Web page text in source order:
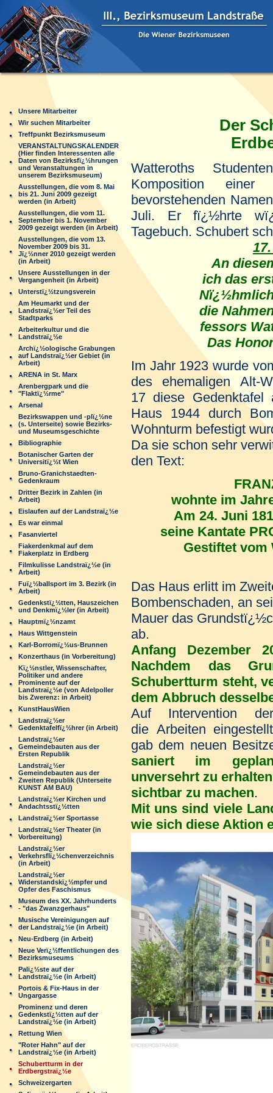
Unsere Mitarbeiter
Wir suchen Mitarbeiter
Treffpunkt Bezirksmuseum
VERANSTALTUNGSKALENDER
(Hier finden Interessenten alle
Daten von Bezirksfï¿½hrungen
und Veranstaltungen in
unserem Bezirksmuseum)
Ausstellungen, die vom 8. Mai
bis 21. Juni 2009 gezeigt
werden (in Arbeit)
Ausstellungen, die vom 11.
September bis 1. November
2009 gezeigt werden (in Arbeit)
Ausstellungen, die vom 13.
November 2009 bis 31.
Jï¿½nner 2010 gezeigt werden
(in Arbeit)
Unsere Ausstellungen in der
Vergangenheit (in Arbeit)
Unterstï¿½tzungsverein
Am Heumarkt und der
Landstraï¿½er Teil des
Stadtparks
Arbeiterkultur und die
Landstraï¿½e
Archï¿½ologische Grabungen
auf Landstraï¿½er Gebiet (in
Arbeit)
ARENA in St. Marx
Arenbergpark und die
"Flaktï¿½rme"
Arsenal
Bezirkswappen und -plï¿½ne
(s. Unterseite) sowie Bezirks-
und Museumsgeschichte
Bibliographie
Botanischer Garten der
Universitï¿½t Wien
Bruno-Granichstaedten-
Gedenkraum
Dritter Bezirk in Zahlen (in
Arbeit)
Eislaufen auf der Landstraï¿½e
Es war einmal
Fasanviertel
Fiakerdenkmal auf dem
Fiakerplatz in Erdberg
Filmkulisse Landstraï¿½e (in
Arbeit)
Fuï¿½ballsport im 3. Bezirk (in
Arbeit)
Gedenkstï¿½tten, Hauszeichen
und Denkmï¿½ler (in Arbeit)
Hauptmï¿½nzamt
Haus Wittgenstein
Karl-Borromï¿½us-Brunnen
Konzerthaus (in Vorbereitung)
Kï¿½nstler, Wissenschafter,
Politiker und andere
Prominente auf der
Landstraï¿½e (von Adelpoller
bis Zwerenz: in Arbeit)
KunstHausWien
Landstraï¿½er
Gedenktafelfï¿½hrer (in Arbeit)
Landstraï¿½er
Gemeindebauten aus der
Ersten Republik
Landstraï¿½er
Gemeindebauten aus der
Zweiten Republik (Unterseite
KUNST AM BAU)
Landstraï¿½er Kirchen und
Andachtsstï¿½tten
Landstraï¿½er Sportasse
Landstraï¿½er Theater (in
Vorbereitung)
Landstraï¿½er
Verkehrsflï¿½chenverzeichnis
(in Arbeit)
Landstraï¿½er
Widerstandskï¿½mpfer und
Opfer des Faschismus
Museum des XX. Jahrhunderts
- "das Zwanzgerhaus"
Musische Vereinigungen auf
der Landstraï¿½e (in Arbeit)
Neu-Erdberg (in Arbeit)
Neue Verï¿½ffentlichungen des
Bezirksmuseums
Palï¿½ste auf der
Landstraï¿½e (in Arbeit)
Portois & Fix-Haus in der
Ungargasse
Prominenz und deren
Gedenkstï¿½tten auf der
Landstraï¿½e (in Arbeit)
Rettung Wien
"Roter Hahn" auf der
Landstraï¿½e (in Arbeit)
Schubertturm in der
Erdbergstraï¿½e
Schweizergarten
Der
Watteroths
Komposition
bevorstehenden
Juli. Er fï¿½hrte
Tagebuch. Schubert
An
ich das
die
fessors
Das
Im Jahr 1923 wurde
des ehemaligen Alt-
17 diese Gedenktafel
Haus 1944 durch
Wohnturm befestigt
Da sie schon sehr
den Text:
wohnte im
Am 24. Juni
seine Kantate
Gestiftet vom
Das Haus erlitt im
Bombenschaden, an
Mauer das
ab.
Anfang Dezember
Nachdem das
Schubertturm steht,
dem Abbruch
Auf Intervention
die Arbeiten
gab dem neuen
saniert im
unversehrt zu
sichtbar zu machen.
Mit uns sind viele
wie sich diese Aktion